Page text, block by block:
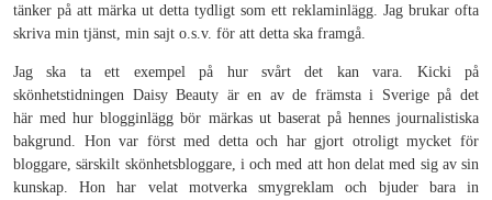
tänker på att märka ut detta tydligt som ett reklaminlägg. Jag brukar ofta
skriva min tjänst, min sajt o.s.v. för att detta ska framgå.
Jag ska ta ett exempel på hur svårt det kan vara. Kicki på
skönhetstidningen Daisy Beauty är en av de främsta i Sverige på det
här med hur blogginlägg bör märkas ut baserat på hennes journalistiska
bakgrund. Hon var först med detta och har gjort otroligt mycket för
bloggare, särskilt skönhetsbloggare, i och med att hon delat med sig av sin
kunskap. Hon har velat motverka smygreklam och bjuder bara in